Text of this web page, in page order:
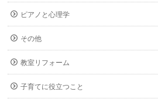
ピアノと心理学
その他
教室リフォーム
子育てに役立つこと